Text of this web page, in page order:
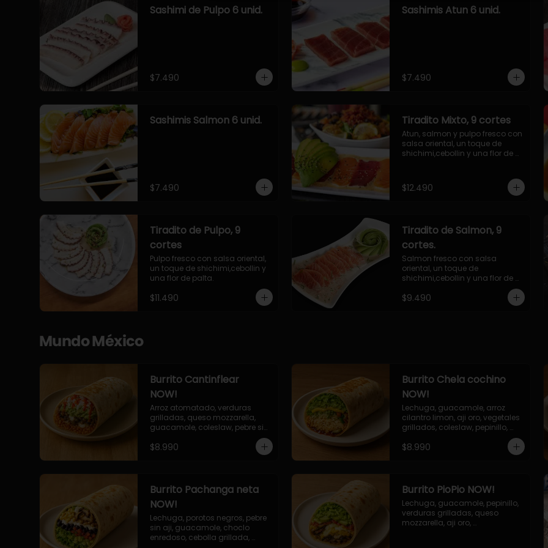
Sashimi de Pulpo 6 unid.
$7.490
Sashimis Atun 6 unid.
$7.490
Sashimis Salmon 6 unid.
$7.490
Tiradito Mixto, 9 cortes
Atun, salmon y pulpo fresco con
salsa oriental, un toque de
shichimi,cebollin y una flor de
$12.490
Tiradito de Pulpo, 9
cortes
Pulpo fresco con salsa oriental,
un toque de shichimi,cebollin y
una flor de palta.
$11.490
Tiradito de Salmon, 9
cortes.
Salmon fresco con salsa
oriental, un toque de
shichimi,cebollin y una flor de
$9.490
Mundo México
Burrito Cantinflear
NOW!
Arroz atomatado, verduras
grilladas, queso mozzarella,
guacamole, coleslaw, pebre sin
$8.990
Burrito Chela cochino
NOW!
Lechuga, guacamole, arroz
cilantro limon, aji oro, vegetales
grillados, coleslaw, pepinillo,
$8.990
Burrito Pachanga neta
NOW!
Lechuga, porotos negros, pebre
sin aji, guacamole, choclo
enredoso, cebolla grillada,
Burrito PioPio NOW!
Lechuga, guacamole, pepinillo,
verduras grilladas, queso
mozzarella, aji oro,